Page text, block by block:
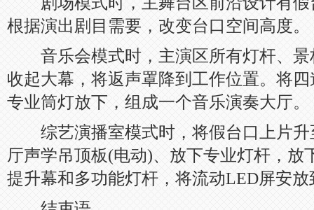
根据演出剧目需要，改变台口空间高度。
音乐会模式时，主演区所有灯杆、景
收起大幕，将返声罩降到工作位置。将
专业筒灯放下，组成一个音乐演奏大厅。
综艺演播室模式时，将假台口上片升
厅声学吊顶板(电动)、放下专业灯杆，放
提升幕和多功能灯杆，将流动LED屏安